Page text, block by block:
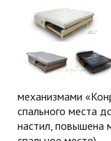
механизмами
спального места
настил, повышена